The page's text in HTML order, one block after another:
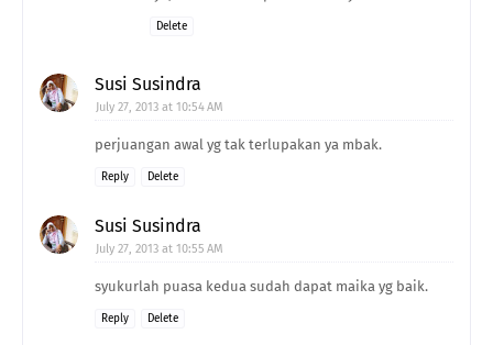
Delete
Susi Susindra
July 27, 2013 at 10:54 AM
perjuangan awal yg tak terlupakan ya mbak.
Reply Delete
Susi Susindra
July 27, 2013 at 10:55 AM
syukurlah puasa kedua sudah dapat maika yg baik.
Reply Delete